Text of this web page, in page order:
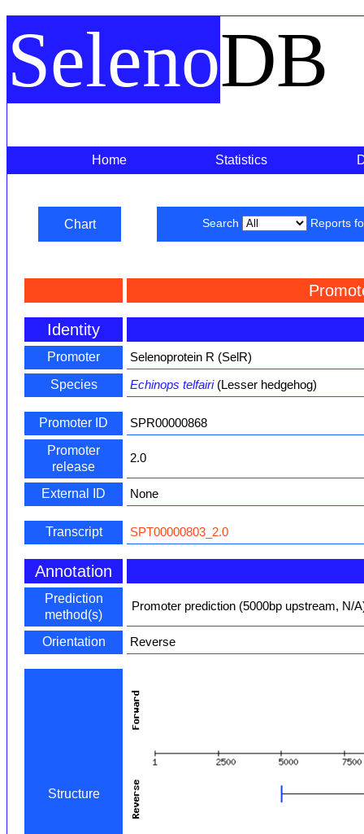
SelenoDB
Home Statistics
Chart Search Reports
Identity
Promoter
Selenoprotein R (SelR)
Species
Echinops telfairi(Lesser hedgehog)
Promoter ID
SPR00000868
Promoter
release
2.0
External ID None
Transcript SPT00000803_2.0
Annotation
Prediction
method(s)
Promoter prediction (5000bp upstream, N/
Orientation Reverse
Structure